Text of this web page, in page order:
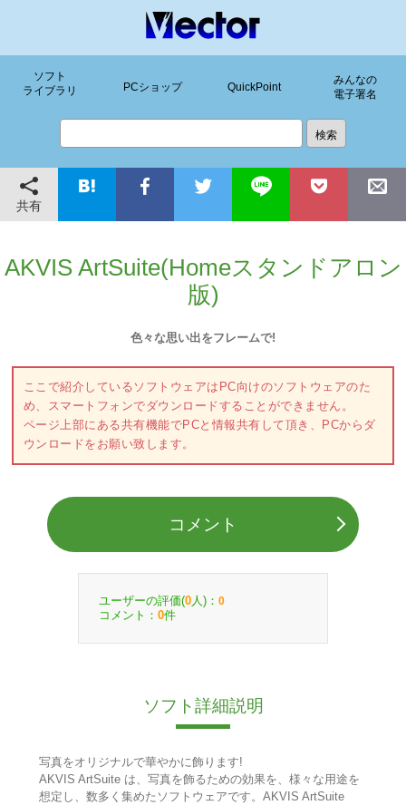
ソフト
ライブラリ
PCショップ QuickPoint
みんなの
電子署名
共有
AKVIS ArtSuite(Homeスタンドアロン
版)
色々な思い出をフレームで!
ここで紹介しているソフトウェアはPC向けのソフトウェアのた
め、スマートフォンでダウンロードすることができません。
ページ上部にある共有機能でPCと情報共有して頂き、PCからダ
ウンロードをお願い致します。
コメント
ユーザーの評価(0 人)： 0
コメント： 0件
ソフト詳細説明
写真をオリジナルで華やかに飾ります!
AKVIS ArtSuite は、写真を飾るための効果を、様々な用途を
想定し、数多く集めたソフトウェアです。AKVIS ArtSuite